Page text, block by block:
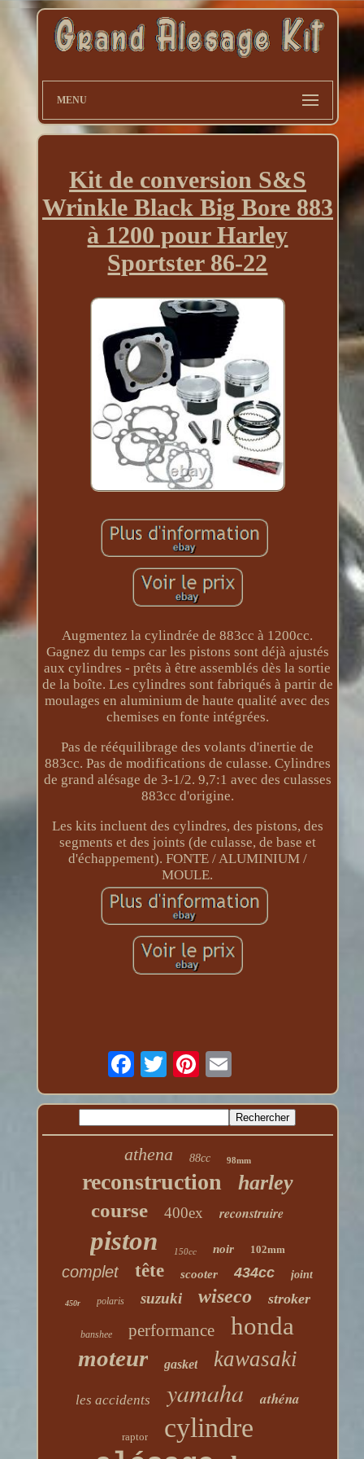
MENU
Kit de conversion S&S
Wrinkle Black Big Bore 883
à 1200 pour Harley
Sportster 86-22
Augmentez la cylindrée de 883cc à 1200cc.
Gagnez du temps car les pistons sont déjà ajustés
aux cylindres - prêts à être assemblés dès la sortie
de la boîte. Les cylindres sont fabriqués à partir de
moulages en aluminium de haute qualité avec des
chemises en fonte intégrées.
Pas de rééquilibrage des volants d'inertie de
883cc. Pas de modifications de culasse. Cylindres
de grand alésage de 3-1/2. 9,7:1 avec des culasses
883cc d'origine.
Les kits incluent des cylindres, des pistons, des
segments et des joints (de culasse, de base et
d'échappement). FONTE / ALUMINIUM /
MOULE.
athena 88cc 98mm
reconstruction harley
course 400ex reconstruire
piston 150cc noir 102mm
complet tête scooter 434cc joint
450r polaris suzuki wiseco stroker
banshee performance honda
moteur gasket kawasaki
les accidents yamaha athéna
raptor cylindre